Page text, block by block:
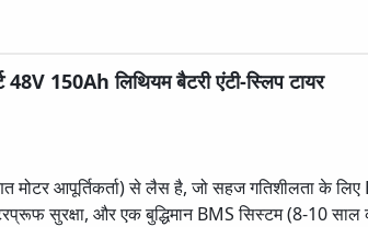
48V 150Ah लिथियम बैटरी एंटी-स्लिप टायर
मोटर आपूर्तिकर्ता) से लैस है, जो सहज गतिशीलता के
सुरक्षा, और एक बुद्धिमान BMS सिस्टम (8-10 साल